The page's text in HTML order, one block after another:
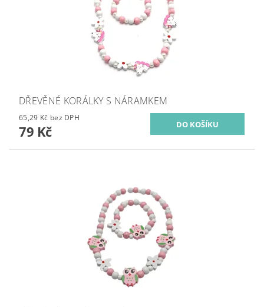
DŘEVĚNÉ KORÁLKY S NÁRAMKEM
65,29 Kč bez DPH
79 Kč